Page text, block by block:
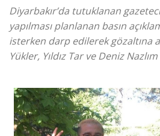
Diyarbakır’da tutuklanan
yapılması planlanan basın
isterken darp edilerek gözaltına
Yükler, Yıldız Tar ve Deniz